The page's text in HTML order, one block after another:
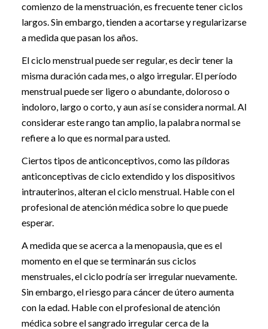
comienzo de la menstruación, es frecuente tener ciclos
largos. Sin embargo, tienden a acortarse y regularizarse
a medida que pasan los años.
El ciclo menstrual puede ser regular, es decir tener la
misma duración cada mes, o algo irregular. El período
menstrual puede ser ligero o abundante, doloroso o
indoloro, largo o corto, y aun así se considera normal. Al
considerar este rango tan amplio, la palabra normal se
refiere a lo que es normal para usted.
Ciertos tipos de anticonceptivos, como las píldoras
anticonceptivas de ciclo extendido y los dispositivos
intrauterinos, alteran el ciclo menstrual. Hable con el
profesional de atención médica sobre lo que puede
esperar.
A medida que se acerca a la menopausia, que es el
momento en el que se terminarán sus ciclos
menstruales, el ciclo podría ser irregular nuevamente.
Sin embargo, el riesgo para cáncer de útero aumenta
con la edad. Hable con el profesional de atención
médica sobre el sangrado irregular cerca de la